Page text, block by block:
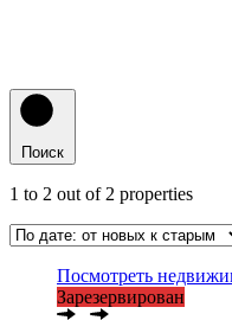
Поиск
1 to 2 out of 2 properties
Посмотреть
Зарезервирован